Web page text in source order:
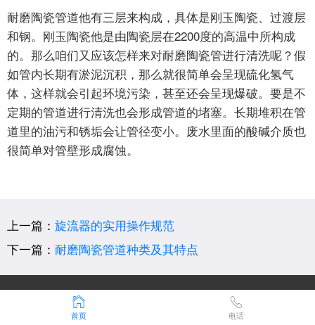
首页 电话
耐磨陶瓷管道他有三层来构成，具体是刚玉陶瓷、过渡层
和钢。刚玉陶瓷他是由陶瓷层在2200度的高温中所构成
的。那么咱们又应该怎样来对耐磨陶瓷管进行清洗呢？假
如管内长期有淤泥沉积，那么就很简单会呈现硫化氢气
体，这样就会引起环境污染，甚至还会呈现爆破。要是不
定期的管道进行清洗也会形成管道的堵塞。长期堆积在管
道里的油污和锈垢会让管径变小。废水里面的酸碱介质也
很简单对管壁形成腐蚀。
上一篇： 旋流器的实用操作规范
下一篇： 耐磨陶瓷管道种类及其特点
Copyright © 2019-2026 宇翔陶瓷 版权所有
地址：山东省淄博市淄川区双杨镇董家村村委东150米